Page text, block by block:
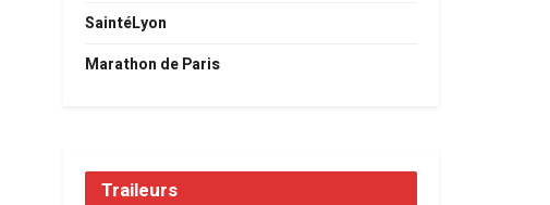
SaintéLyon
Marathon de Paris
Traileurs